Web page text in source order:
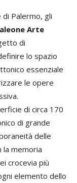
Palermo, gli
Arte
di
lo spazio
essenziale
le opere
di circa 170
di grande
delle
la memoria
crocevia più
elemento dello